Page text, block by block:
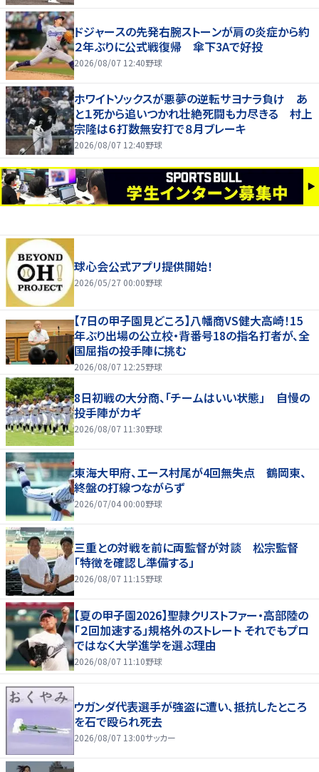
ドジャースの先発右腕ストーンが肩の炎症から約
２年ぶりに公式戦復帰 傘下3Aで好投
2026/08/07 12:40野球
ホワイトソックスが悪夢の逆転サヨナラ負け あ
と１死から追いつかれ壮絶死闘も力尽きる 村上
宗隆は６打数無安打で８月ブレーキ
2026/08/07 12:40野球
球心会公式アプリ提供開始！
2026/05/27 00:00野球
【7日の甲子園見どころ】八幡商VS健大高崎！15
年ぶり出場の公立校・背番号18の指名打者が、全
国屈指の投手陣に挑む
2026/08/07 12:25野球
8日初戦の大分商、「チームはいい状態」 自慢の
投手陣がカギ
2026/08/07 11:30野球
東海大甲府、エース村尾が4回無失点 鶴岡東、
終盤の打線つながらず
2026/07/04 00:00野球
三重との対戦を前に両監督が対談 松宗監督
「特徴を確認し準備する」
2026/08/07 11:15野球
【夏の甲子園2026】聖隷クリストファー・高部陸の
「２回加速する」規格外のストレート それでもプロ
ではなく大学進学を選ぶ理由
2026/08/07 11:10野球
ウガンダ代表選手が強盗に遭い、抵抗したところ
を石で殴られ死去
2026/08/07 13:00サッカー